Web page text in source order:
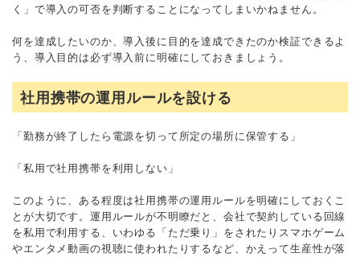
く」で導入の可否を判断することになってしまいかねません。
何を達成したいのか、導入後に目的を達成できたのか検証できるよ
う、導入目的は必ず導入前に明確にしておきましょう。
社用携帯の運用ルールを設ける
「勤務が終了したら電源を切って所定の場所に保管する」
「私用で社用携帯を利用しない」
このように、ある程度は社用携帯の運用ルールを明確にしておくこ
とが大切です。運用ルールが不明瞭だと、会社で契約している回線
を私用で利用する、いわゆる「ただ乗り」をされたりスマホゲーム
やエンタメ動画の視聴に使われたりするなど、かえって生産性が落